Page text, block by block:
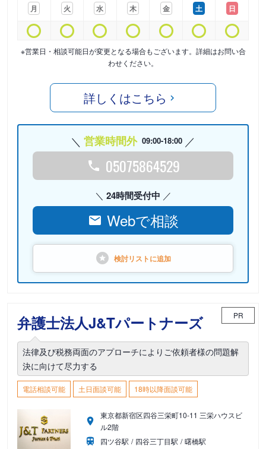
月
火
水
木
金
土
日
※営業日・相談可能日が変更となる場合もございます。詳細はお問い合
わせください。
詳しくはこちら
営業時間外 09:00-18:00
05075864529
24時間受付中
Webで相談
検討リストに追加
弁護士法人J&Tパートナーズ PR
法律及び税務両面のアプローチによりご依頼者様の問題解
決に向けて尽力する
電話相談可能 土日面談可能 18時以降面談可能
東京都新宿区四谷三栄町10-11 三栄ハウスビ
ル2階
四ツ谷駅
四谷三丁目駅 曙橋駅